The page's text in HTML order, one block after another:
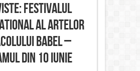
Festivalul
al Artelor
BABEL –
din 10 iunie